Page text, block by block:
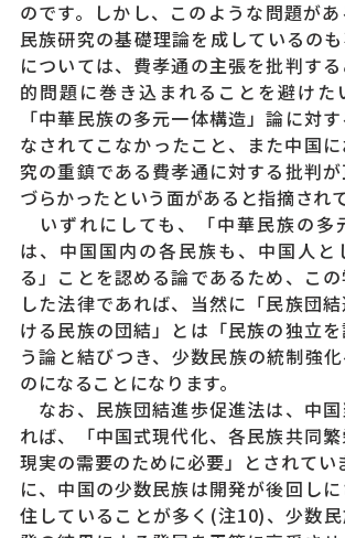
のです。しかし、このような問題が
民族研究の基礎理論を成しているの
については、費孝通の主張を批判す
的問題に巻き込まれることを避けた
「中華民族の多元一体構造」論に対
なされてこなかったこと、また中国
究の重鎮である費孝通に対する批判
づらかったという面があると指摘され
いずれにしても、「中華民族の多
は、中国国内の各民族も、中国人と
る」ことを認める論であるため、こ
した法律であれば、当然に「民族団
ける民族の団結」とは「民族の独立
う論と結びつき、少数民族の統制強
のになることになります。
なお、民族団結進歩促進法は、中国
れば、「中国式現代化、各民族共同
現実の需要のために必要」とされて
に、中国の少数民族は開発が後回し
住していることが多く(注10)、少数